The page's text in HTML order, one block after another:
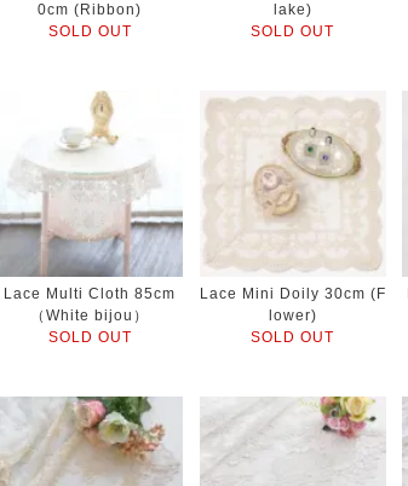
0cm (Ribbon)
SOLD OUT
lake)
SOLD OUT
Lace Multi Cloth 85cm
（White bijou）
SOLD OUT
Lace Mini Doily 30cm (F
lower)
SOLD OUT